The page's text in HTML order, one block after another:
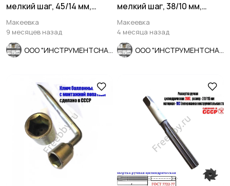
мелкий шаг, 45/14 мм,
ГОСТ 7740-71.
Макеевка
9 месяцев назад
мелкий шаг, 38/10 мм,
ГОСТ 7740-71.
Макеевка
4 месяца назад